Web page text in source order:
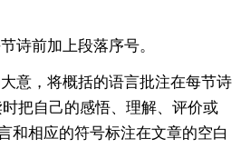
诗前加上段落序号。
意，将概括的语言批注在每节诗
把自己的感悟、理解、评价或
和相应的符号标注在文章的空白